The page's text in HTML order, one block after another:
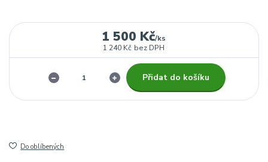
1 500 Kč/ks
1 240 Kč bez DPH
Přidat do košíku
Do oblíbených